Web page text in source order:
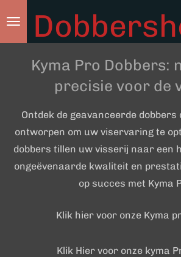
hoofdinhoud
Kyma Pro Dobbers:
precisie voor de
Ontdek de geavanceerde dobbers
ontworpen om uw viservaring te
dobbers tillen uw visserij naar een
ongeëvenaarde kwaliteit en
op succes met Kyma
Klik hier voor onze Kyma
Klik Hier voor onze kyma